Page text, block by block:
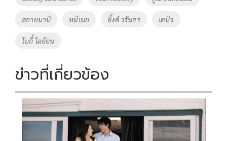
k
n
k
สกายนานิ หมีเนย อิ้งค์ วรันธร เตนิว
โบกี้ ไลอ้อน
ข่าวที่เกี่ยวข้อง